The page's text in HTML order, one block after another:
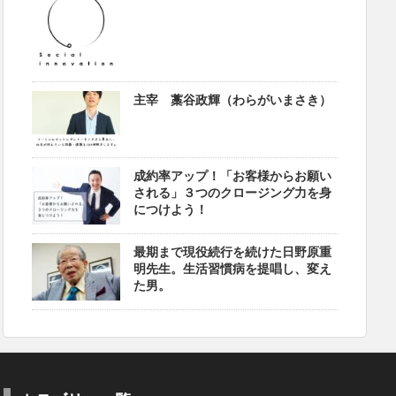
主宰 藁谷政輝（わらがいまさき）
成約率アップ！「お客様からお願い
される」３つのクロージング力を身
につけよう！
最期まで現役続行を続けた日野原重
明先生。生活習慣病を提唱し、変え
た男。